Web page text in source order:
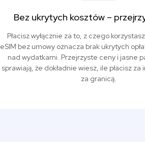
Bez ukrytych kosztów –
Płacisz wyłącznie za to, z czego
eSIM bez umowy oznacza brak ukrytych
nad wydatkami. Przejrzyste ceny i jasne
sprawiają, że dokładnie wiesz, ile płacisz
za granicą.